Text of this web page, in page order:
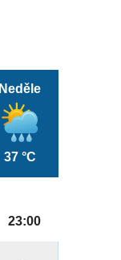
Neděle
37 °C
23:00